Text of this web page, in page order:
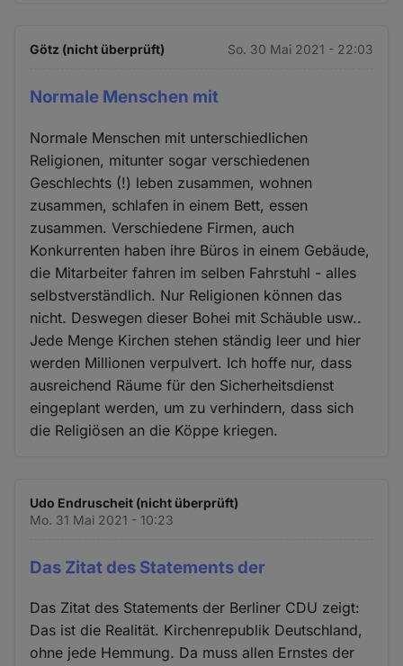
Götz (nicht überprüft) So. 30 Mai 2021 - 22:03
Normale Menschen mit
Normale Menschen mit unterschiedlichen
Religionen, mitunter sogar verschiedenen
Geschlechts (!) leben zusammen, wohnen
zusammen, schlafen in einem Bett, essen
zusammen. Verschiedene Firmen, auch
Konkurrenten haben ihre Büros in einem Gebäude,
die Mitarbeiter fahren im selben Fahrstuhl - alles
selbstverständlich. Nur Religionen können das
nicht. Deswegen dieser Bohei mit Schäuble usw..
Jede Menge Kirchen stehen ständig leer und hier
werden Millionen verpulvert. Ich hoffe nur, dass
ausreichend Räume für den Sicherheitsdienst
eingeplant werden, um zu verhindern, dass sich
die Religiösen an die Köppe kriegen.
Udo Endruscheit (nicht überprüft)
Mo. 31 Mai 2021 - 10:23
Das Zitat des Statements der
Das Zitat des Statements der Berliner CDU zeigt:
Das ist die Realität. Kirchenrepublik Deutschland,
ohne jede Hemmung. Da muss allen Ernstes der